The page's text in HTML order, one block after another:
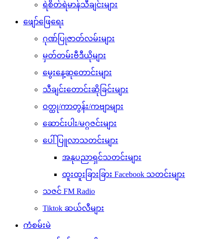
ရဲစိတ်ရဲမာန်သီချင်းများ
ဖျော်ဖြေရေး
ဂုဏ်ပြုဇာတ်လမ်းများ
မှတ်တမ်းဗီဒီယိုများ
မွေးနေ့ဆုတောင်းများ
သီချင်းတောင်းဆိုခြင်းများ
ဝတ္ထု/ကာတွန်း/ကဗျာများ
ဆောင်းပါး/မဂ္ဂဇင်းများ
ပေါ်ပြူလာသတင်းများ
အနုပညာရှင်သတင်းများ
ထူးထူးခြားခြား Facebook သတင်းများ
သဇင် FM Radio
Tiktok ဆယ်လီများ
ကံစမ်းမဲ